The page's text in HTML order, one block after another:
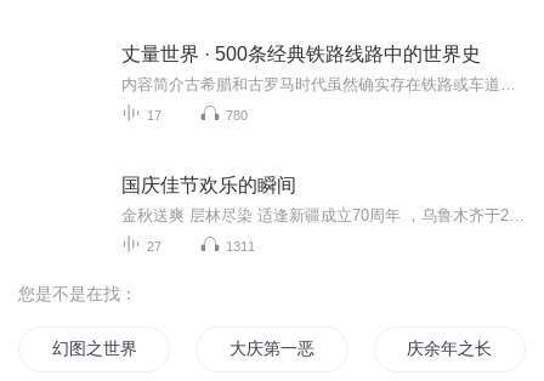
丈量世界 · 500条经典铁路线路中的世界史
17 780
国庆佳节欢乐的瞬间
27 1311
您是不是在找：
幻图之世界收线者 大庆第一恶 庆余年之长歌行